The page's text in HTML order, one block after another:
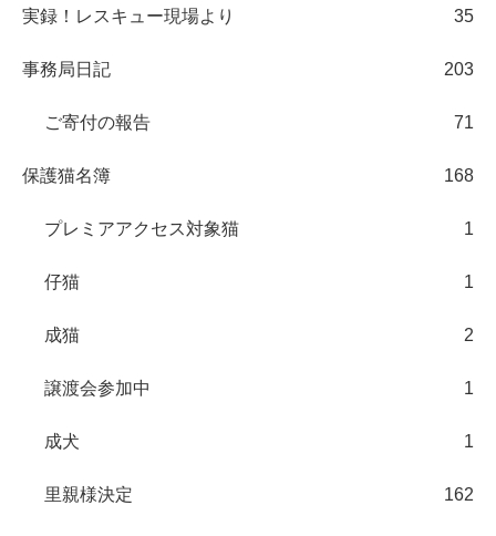
実録！レスキュー現場より 35
事務局日記 203
ご寄付の報告 71
保護猫名簿 168
プレミアアクセス対象猫 1
仔猫 1
成猫 2
譲渡会参加中 1
成犬 1
里親様決定 162